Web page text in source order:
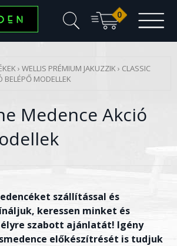
0
› WELLIS PRÉMIUM JAKUZZIK › CLASSIC
BELÉPŐ MODELLEK
Medence Akció
szállítással és
keressen minket és
szabott ajánlatát! Igény
előkészítrését is tudjuk